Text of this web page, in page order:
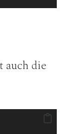
auch die